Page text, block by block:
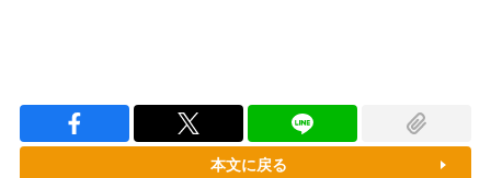
本文に戻る